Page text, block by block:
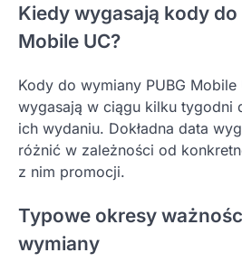
Kiedy wygasają kody do
Mobile UC?
Kody do wymiany PUBG
wygasają w ciągu kilku tygodni
ich wydaniu. Dokładna data
różnić w zależności od
z nim promocji.
Typowe okresy
wymiany